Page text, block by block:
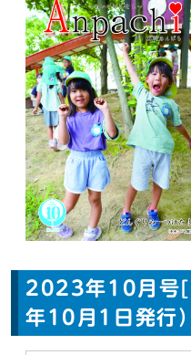
2023年10月
年10月1日発行）